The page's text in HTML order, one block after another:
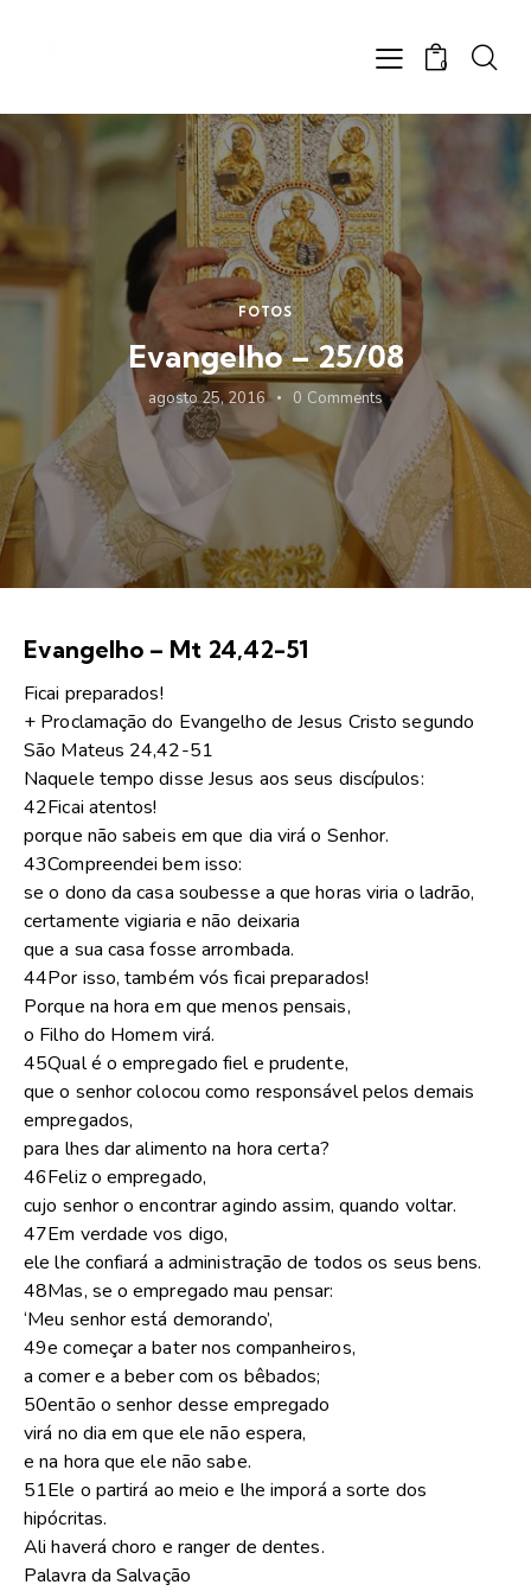
0
FOTOS
Evangelho – 25/08
agosto 25, 2016 0 Comments
Evangelho – Mt 24,42-51
Ficai preparados!
+ Proclamação do Evangelho de Jesus Cristo segundo
São Mateus 24,42-51
Naquele tempo disse Jesus aos seus discípulos:
42Ficai atentos!
porque não sabeis em que dia virá o Senhor.
43Compreendei bem isso:
se o dono da casa soubesse a que horas viria o ladrão,
certamente vigiaria e não deixaria
que a sua casa fosse arrombada.
44Por isso, também vós ficai preparados!
Porque na hora em que menos pensais,
o Filho do Homem virá.
45Qual é o empregado fiel e prudente,
que o senhor colocou como responsável pelos demais
empregados,
para lhes dar alimento na hora certa?
46Feliz o empregado,
cujo senhor o encontrar agindo assim, quando voltar.
47Em verdade vos digo,
ele lhe confiará a administração de todos os seus bens.
48Mas, se o empregado mau pensar:
‘Meu senhor está demorando’,
49e começar a bater nos companheiros,
a comer e a beber com os bêbados;
50então o senhor desse empregado
virá no dia em que ele não espera,
e na hora que ele não sabe.
51Ele o partirá ao meio e lhe imporá a sorte dos
hipócritas.
Ali haverá choro e ranger de dentes.
Palavra da Salvação